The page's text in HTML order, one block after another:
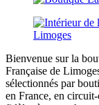
Bienvenue sur la
Française de
sélectionnés par
en France, en